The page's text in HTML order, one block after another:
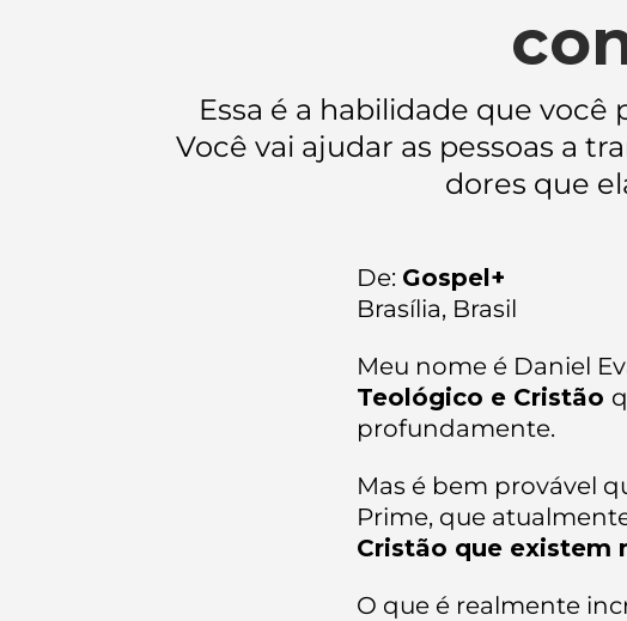
Essa é a habilidade que
Você vai ajudar as pessoas a
dores que
De: Gospel+
Brasília, Brasil
Meu nome é Daniel
Teológico e Cristão
profundamente.
Mas é bem provável
Prime, que
Cristão que existem
O que é realmente